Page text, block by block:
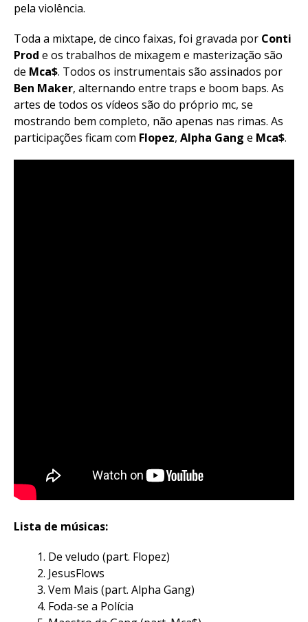
pela violência.
Toda a mixtape, de cinco faixas, foi gravada por Conti
Prod e os trabalhos de mixagem e masterização são
de Mca$. Todos os instrumentais são assinados por
Ben Maker, alternando entre traps e boom baps. As
artes de todos os vídeos são do próprio mc, se
mostrando bem completo, não apenas nas rimas. As
participações ficam com Flopez, Alpha Gang e Mca$.
Lista de músicas:
De veludo (part. Flopez)
JesusFlows
Vem Mais (part. Alpha Gang)
Foda-se a Polícia